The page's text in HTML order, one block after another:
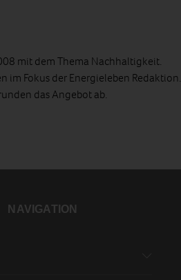
mit dem Thema Nachhaltigkeit.
im Fokus der Energieleben Redaktion.
das Angebot ab.
NAVIGATION